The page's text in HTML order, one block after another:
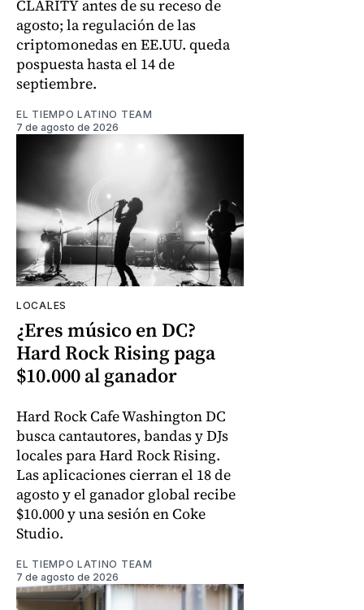
CLARITY antes de su receso de
agosto; la regulación de las
criptomonedas en EE.UU. queda
pospuesta hasta el 14 de
septiembre.
EL TIEMPO LATINO TEAM
7 de agosto de 2026
LOCALES
¿Eres músico en DC?
Hard Rock Rising paga
$10.000 al ganador
Hard Rock Cafe Washington DC
busca cantautores, bandas y DJs
locales para Hard Rock Rising.
Las aplicaciones cierran el 18 de
agosto y el ganador global recibe
$10.000 y una sesión en Coke
Studio.
EL TIEMPO LATINO TEAM
7 de agosto de 2026